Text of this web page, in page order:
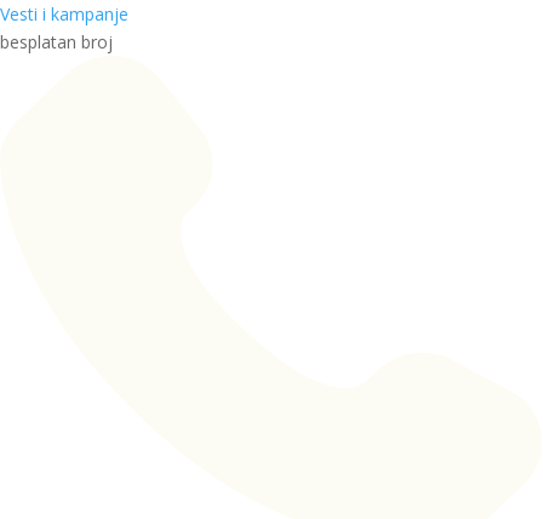
Vesti i kampanje
besplatan broj